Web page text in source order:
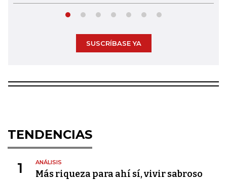
SUSCRÍBASE YA
TENDENCIAS
1 ANÁLISIS
Más riqueza para ahí sí, vivir sabroso